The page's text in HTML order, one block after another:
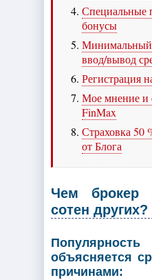
Специальные
бонусы
Минимальный
ввод/вывод
Регистрация
Мое мнение и
FinMax
Страховка 50
от Блога
Чем брокер
сотен других?
Популярность
объясняется
причинами: